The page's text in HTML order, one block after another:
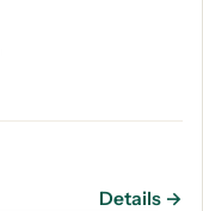
Details →